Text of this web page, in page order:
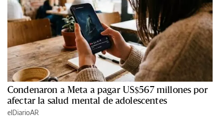
Condenaron a Meta a pagar US$567 millones por
afectar la salud mental de adolescentes
elDiarioAR